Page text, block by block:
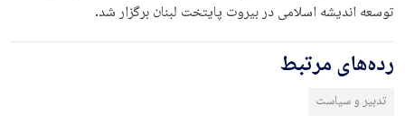
توسعه اندیشه اسلامی در بیروت پایتخت لبنان برگزار شد.
رده‌های مرتبط
تدبیر و سیاست